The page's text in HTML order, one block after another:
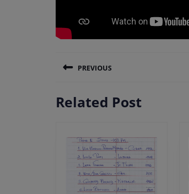
άρθρων
PREVIOUS
post:
Related Post